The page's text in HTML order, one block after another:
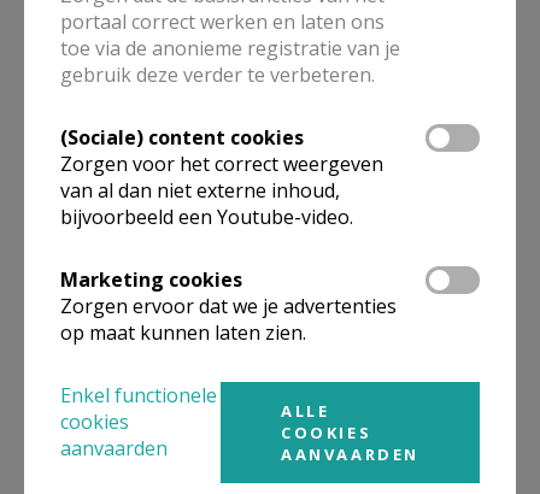
F1213c39.jpg
Een nieuw schooljaar, een nieuw verhaal geschreven met
woorden en verhalen. Positieve woorden die troosten,
portaal correct werken en laten ons
toe via de anonieme registratie van je
gebruik deze verder te verbeteren.
(Sociale) content cookies
Zorgen voor het correct weergeven
van al dan niet externe inhoud,
bijvoorbeeld een Youtube-video.
Marketing cookies
Zorgen ervoor dat we je advertenties
op maat kunnen laten zien.
Enkel functionele
cookies
aanvaarden
ALLE
COOKIES
AANVAARDEN